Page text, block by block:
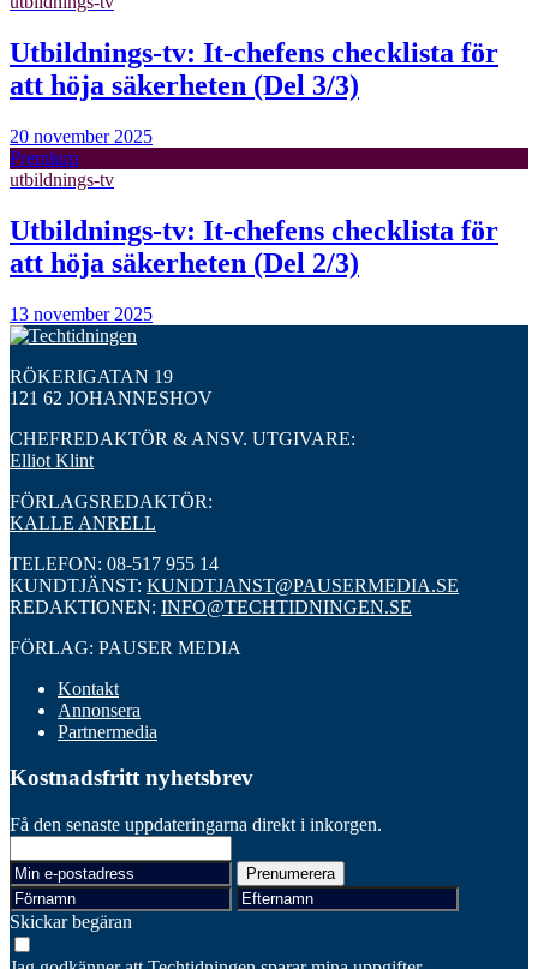
Utbildnings-tv: It-chefens checklista för
att höja säkerheten (Del 3/3)
20 november 2025
Premium
utbildnings-tv
Utbildnings-tv: It-chefens checklista för
att höja säkerheten (Del 2/3)
13 november 2025
RÖKERIGATAN 19
121 62 JOHANNESHOV
CHEFREDAKTÖR & ANSV. UTGIVARE:
Elliot Klint
FÖRLAGSREDAKTÖR:
KALLE ANRELL
TELEFON: 08-517 955 14
KUNDTJÄNST: KUNDTJANST@PAUSERMEDIA.SE
REDAKTIONEN: INFO@TECHTIDNINGEN.SE
FÖRLAG: PAUSER MEDIA
Kontakt
Annonsera
Partnermedia
Kostnadsfritt nyhetsbrev
Få den senaste uppdateringarna direkt i inkorgen.
Skickar begäran